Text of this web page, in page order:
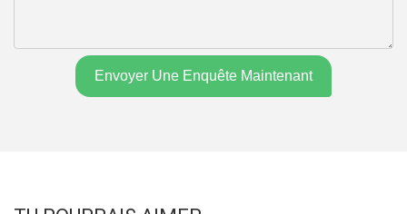
Envoyer Une Enquête Maintenant